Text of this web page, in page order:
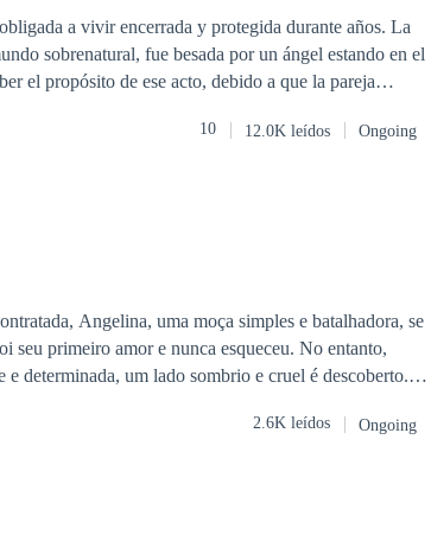
a vivir encerrada y protegida durante años. La
sobrenatural, fue besada por un ángel estando en el
el propósito de ese acto, debido a que la pareja
en su pareja sin importar lo que deba hacer para
a las tretas que utilizó para enamorarla, ¿podrá
o luchará por recuperar al amor de su vida?
10 12.0K leídos Ongoing
Angelina, uma moça simples e batalhadora, se
e determinada, um lado sombrio e cruel é descoberto.
dor escondendo-se numa fachada de gelo e
2.6K leídos Ongoing